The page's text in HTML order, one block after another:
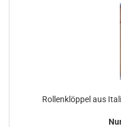
Rollenklöppel aus